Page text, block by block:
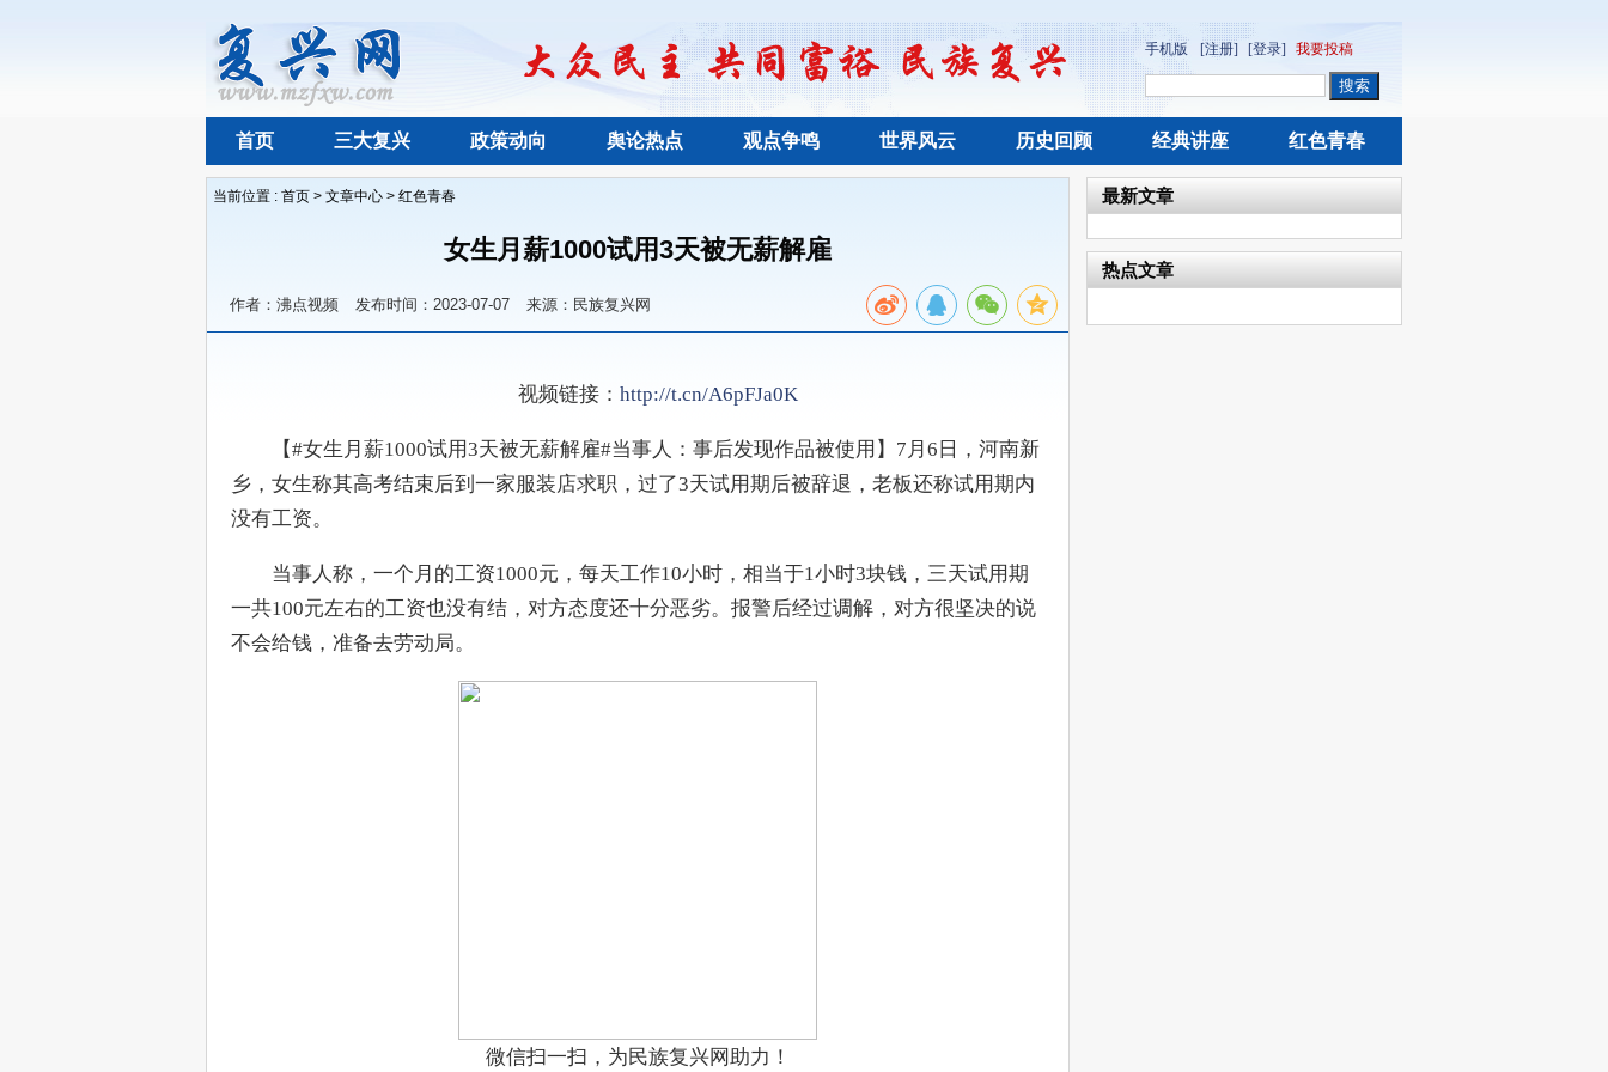
手机版 [注册] [登录] 我要投稿
首页 三大复兴 政策动向 舆论热点 观点争鸣 世界风云 历史回顾 经典讲座 红色青春
当前位置 : 首页 > 文章中心 > 红色青春
女生月薪1000试用3天被无薪解雇
作者：沸点视频 发布时间：2023-07-07 来源：民族复兴网
视频链接： http://t.cn/A6pFJa0K
【#女生月薪1000试用3天被无薪解雇#当事人：事后发现作品被使用】7月6日，河南新
乡，女生称其高考结束后到一家服装店求职，过了3天试用期后被辞退，老板还称试用期内
没有工资。
当事人称，一个月的工资1000元，每天工作10小时，相当于1小时3块钱，三天试用期
一共100元左右的工资也没有结，对方态度还十分恶劣。报警后经过调解，对方很坚决的说
不会给钱，准备去劳动局。
微信扫一扫，为民族复兴网助力！
最新文章
热点文章